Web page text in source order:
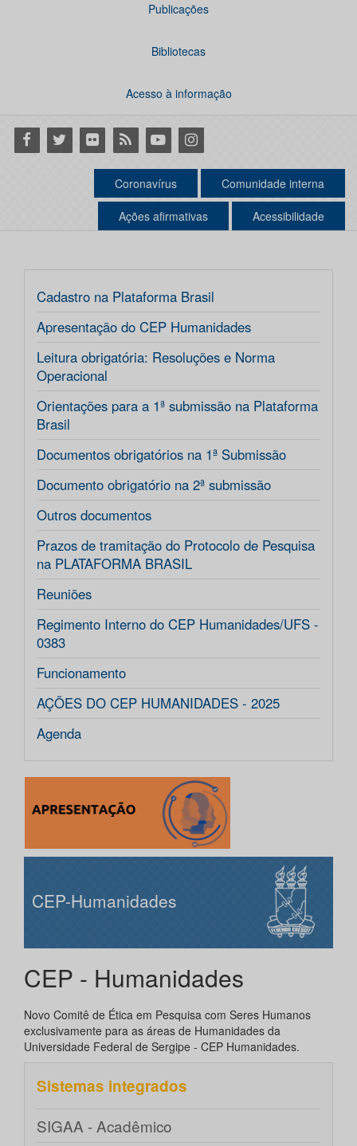
Publicações
Bibliotecas
Acesso à informação
Facebook
Twitter Flickr RSS YoutubeInstagram
Coronavírus Comunidade interna
Ações afirmativas Acessibilidade
Cadastro na Plataforma Brasil
Apresentação do CEP Humanidades
Leitura obrigatória: Resoluções e Norma
Operacional
Orientações para a 1ª submissão na Plataforma
Brasil
Documentos obrigatórios na 1ª Submissão
Documento obrigatório na 2ª submissão
Outros documentos
Prazos de tramitação do Protocolo de Pesquisa
na PLATAFORMA BRASIL
Reuniões
Regimento Interno do CEP Humanidades/UFS -
0383
Funcionamento
AÇÕES DO CEP HUMANIDADES - 2025
Agenda
CEP-Humanidades
CEP - Humanidades
Novo Comitê de Ética em Pesquisa com Seres Humanos
exclusivamente para as áreas de Humanidades da
Universidade Federal de Sergipe - CEP Humanidades.
Sistemas integrados
SIGAA - Acadêmico